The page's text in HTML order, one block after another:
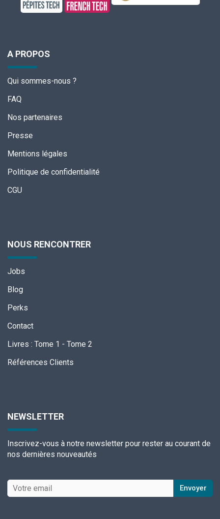
A PROPOS
Qui sommes-nous ?
FAQ
Nos partenaires
Presse
Mentions légales
Politique de confidentialité
CGU
NOUS RENCONTRER
Jobs
Blog
Perks
Contact
Livres : Tome 1 - Tome 2
Références Clients
NEWSLETTER
Inscrivez-vous à notre newsletter pour rester au courant de
nos dernières nouveautés